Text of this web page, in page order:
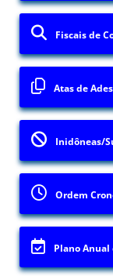
Fiscais de
Atas de
Inidôneas/
Ordem
Plano Anual